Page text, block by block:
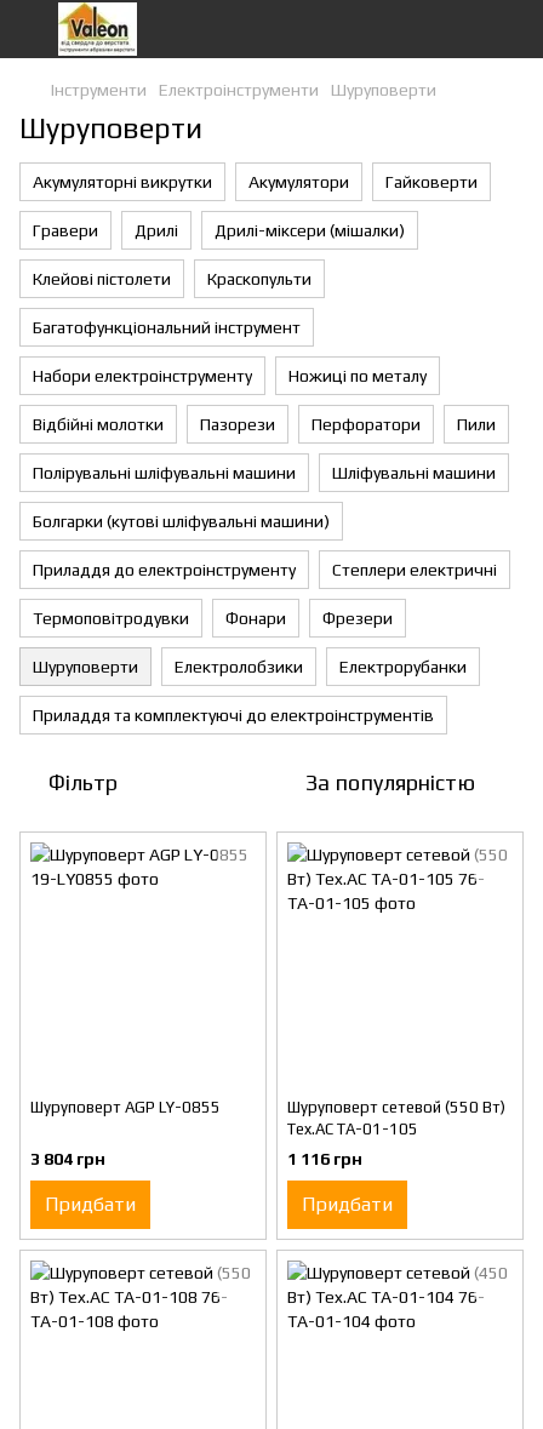
Інструменти Eлектроiнструменти Шуруповерти
Шуруповерти
Акумуляторні викрутки Акумулятори Гайковерти
Гравери Дрилі Дрилі-міксери (мішалки)
Клейові пістолети Краскопульти
Багатофункціональний інструмент
Набори електроінструменту Ножиці по металу
Відбійні молотки Пазорези Перфоратори Пили
Полірувальні шліфувальні машини Шліфувальні машини
Болгарки (кутові шліфувальні машини)
Приладдя до електроінструменту Степлери електричні
Термоповітродувки Фонари Фрезери
Шуруповерти Електролобзики Електрорубанки
Приладдя та комплектуючі до електроінструментів
Фільтр За популярністю
Шуруповерт AGP LY-0855
3 804 грн
Придбати
Шуруповерт сетевой (550 Вт)
Tex.AC ТА-01-105
1 116 грн
Придбати